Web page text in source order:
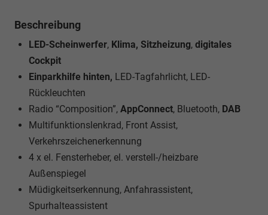
Beschreibung
LED-Scheinwerfer, Klima, Sitzheizung, digitales
Cockpit
Einparkhilfe hinten, LED-Tagfahrlicht, LED-
Rückleuchten
Radio “Composition”, AppConnect, Bluetooth, DAB
Multifunktionslenkrad, Front Assist,
Verkehrszeichenerkennung
4 x el. Fensterheber, el. verstell-/heizbare
Außenspiegel
Müdigkeitserkennung, Anfahrassistent,
Spurhalteassistent